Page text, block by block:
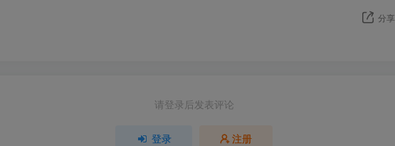
分享
请登录后发表评论
登录 注册